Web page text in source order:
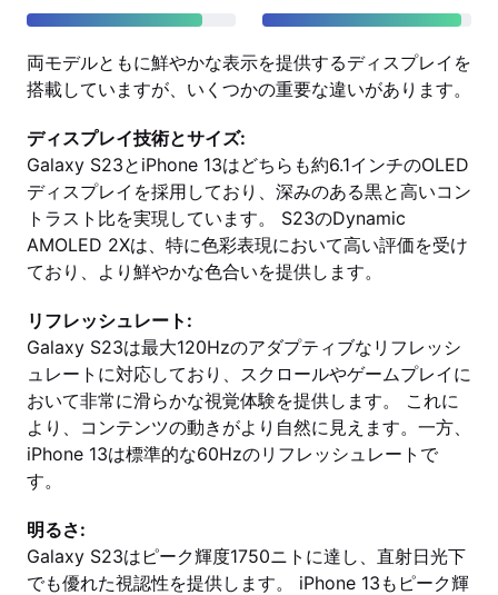
両モデルともに鮮やかな表示を提供するディスプレイを
搭載していますが、いくつかの重要な違いがあります。
ディスプレイ技術とサイズ:
Galaxy S23とiPhone 13はどちらも約6.1インチのOLED
ディスプレイを採用しており、深みのある黒と高いコン
トラスト比を実現しています。 S23のDynamic
AMOLED 2Xは、特に色彩表現において高い評価を受け
ており、より鮮やかな色合いを提供します。
リフレッシュレート:
Galaxy S23は最大120Hzのアダプティブなリフレッシ
ュレートに対応しており、スクロールやゲームプレイに
おいて非常に滑らかな視覚体験を提供します。 これに
より、コンテンツの動きがより自然に見えます。一方、
iPhone 13は標準的な60Hzのリフレッシュレートで
す。
明るさ:
Galaxy S23はピーク輝度1750ニトに達し、直射日光下
でも優れた視認性を提供します。 iPhone 13もピーク輝